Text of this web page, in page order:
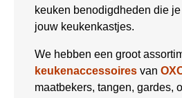
keuken benodigdheden die
jouw keukenkastjes.
We hebben een groot
keukenaccessoires van
maatbekers, tangen, gardes,